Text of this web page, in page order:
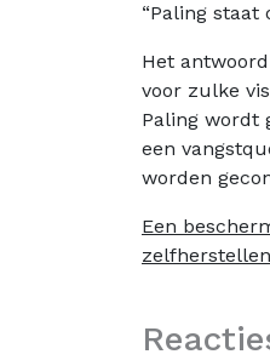
“Paling
Het
voor zulke
Paling wordt
een
worden
Een